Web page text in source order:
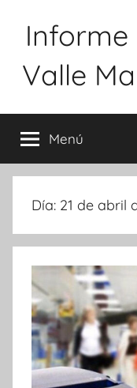
Informe
Valle
Menú
Día: 21 de abril